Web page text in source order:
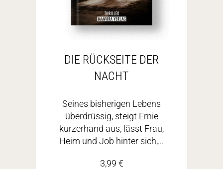
DIE RÜCKSEITE DER
NACHT
Seines bisherigen Lebens
überdrüssig, steigt Ernie
kurzerhand aus, lässt Frau,
Heim und Job hinter sich,...
3,99 €